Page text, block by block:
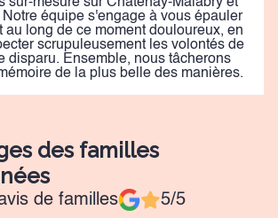
équipe s'engage à vous épauler
au long de ce moment douloureux, en
scrupuleusement les volontés de
disparu. Ensemble, nous tâcherons
de la plus belle des manières.
des familles
de familles 5/5